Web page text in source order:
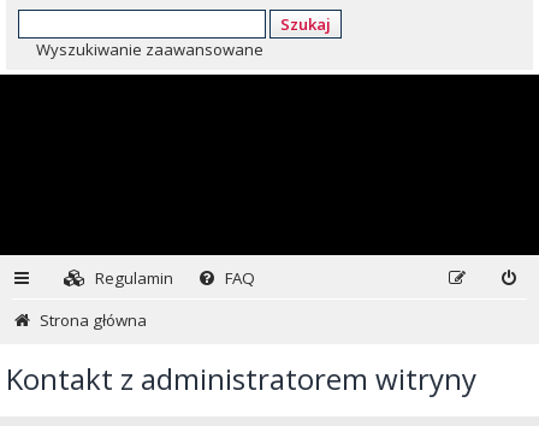
Szukaj
Wyszukiwanie zaawansowane
Regulamin
FAQ
Strona główna
Kontakt z administratorem witryny